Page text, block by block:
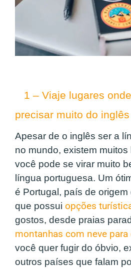
1 – Viaje lugares
precisar muito do inglês
Apesar de o inglês ser a
no mundo, existem
você pode se virar muito
língua portuguesa. Um
é Portugal, país de
que possui opções
gostos, desde praias
montanhas com neve para
você quer fugir do óbvio,
outros países que falam